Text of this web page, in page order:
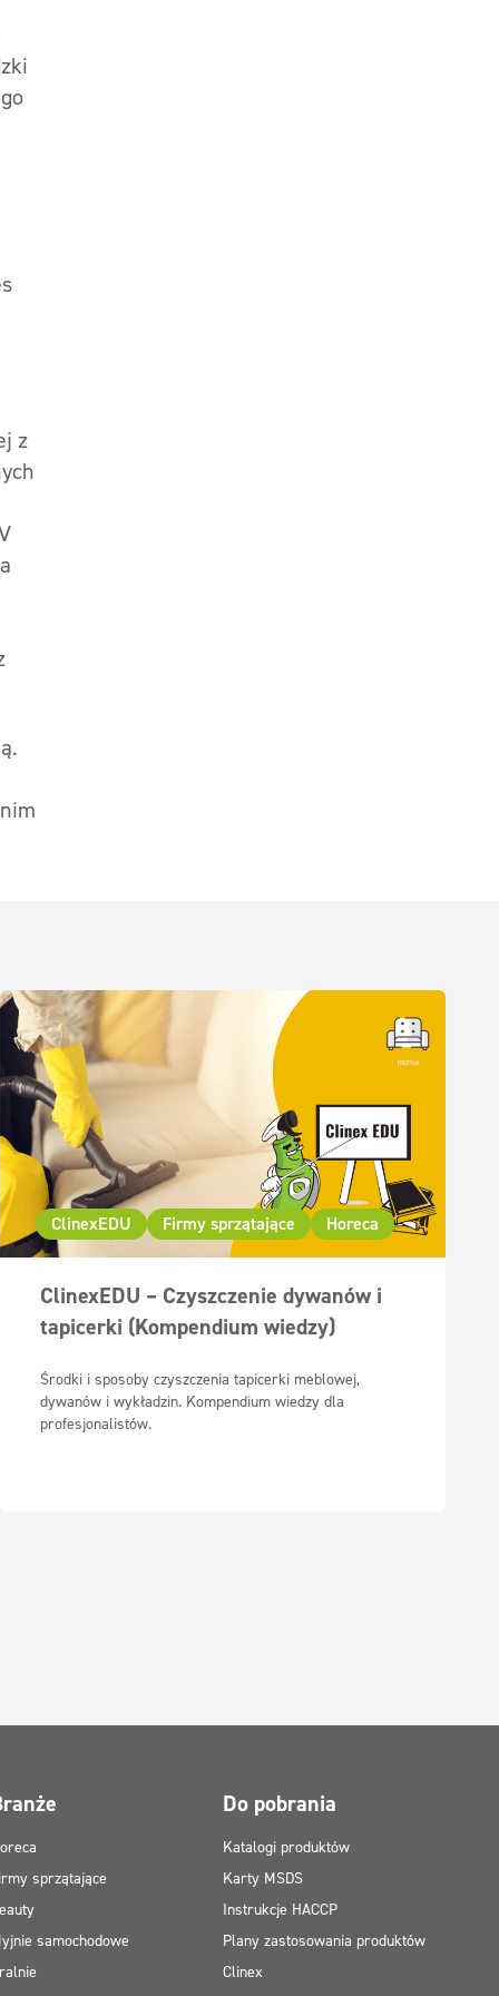
z
ClinexEDU Firmy sprzątające Horeca
ClinexEDU – Czyszczenie dywanów i
tapicerki (Kompendium wiedzy)
Środki i sposoby czyszczenia tapicerki meblowej,
dywanów i wykładzin. Kompendium wiedzy dla
profesjonalistów.
sprzątające
samochodowe
Do pobrania
Katalogi produktów
Karty MSDS
Instrukcje HACCP
Plany zastosowania produktów
Clinex